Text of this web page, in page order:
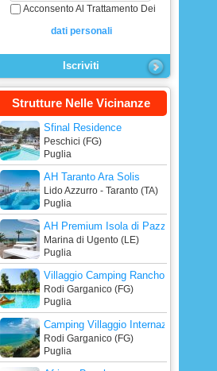
Acconsento Al Trattamento Dei
dati personali
Strutture Nelle Vicinanze
Sfinal Residence
Peschici (FG)
Puglia
AH Taranto Ara Solis
Lido Azzurro - Taranto (TA)
Puglia
AH Premium Isola di Pazze Hotel Club
Marina di Ugento (LE)
Puglia
Villaggio Camping Rancho
Rodi Garganico (FG)
Puglia
Camping Villaggio Internazionale
Rodi Garganico (FG)
Puglia